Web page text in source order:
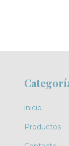
inicio
Productos